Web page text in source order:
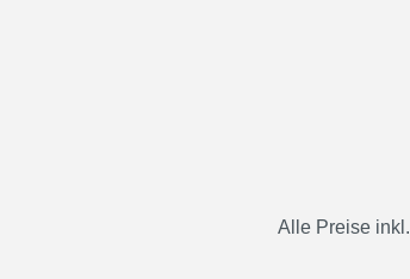
Alle Preise